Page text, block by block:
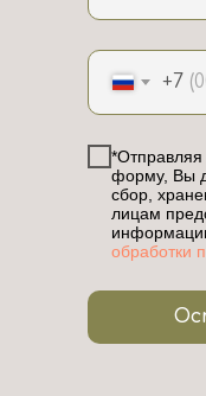
+7
*Отправляя
форму, Вы
сбор,
лицам
обработки